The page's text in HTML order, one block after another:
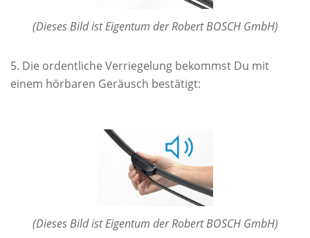
(Dieses Bild ist Eigentum der Robert BOSCH GmbH)
Die ordentliche Verriegelung bekommst Du mit
einem hörbaren Geräusch bestätigt:
(Dieses Bild ist Eigentum der Robert BOSCH GmbH)